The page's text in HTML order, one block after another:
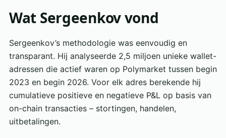
Wat Sergeenkov vond
Sergeenkov’s methodologie was eenvoudig en
transparant. Hij analyseerde 2,5 miljoen unieke wallet-
adressen die actief waren op Polymarket tussen begin
2023 en begin 2026. Voor elk adres berekende hij
cumulatieve positieve en negatieve P&L op basis van
on-chain transacties – stortingen, handelen,
uitbetalingen.